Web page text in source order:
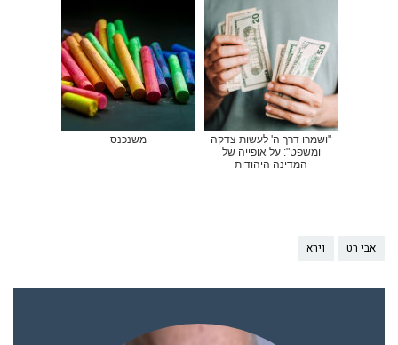
"ושמרו דרך ה' לעשות צדקה
ומשפט": על אופייה של
המדינה היהודית
משנכנס
אבי רט וירא